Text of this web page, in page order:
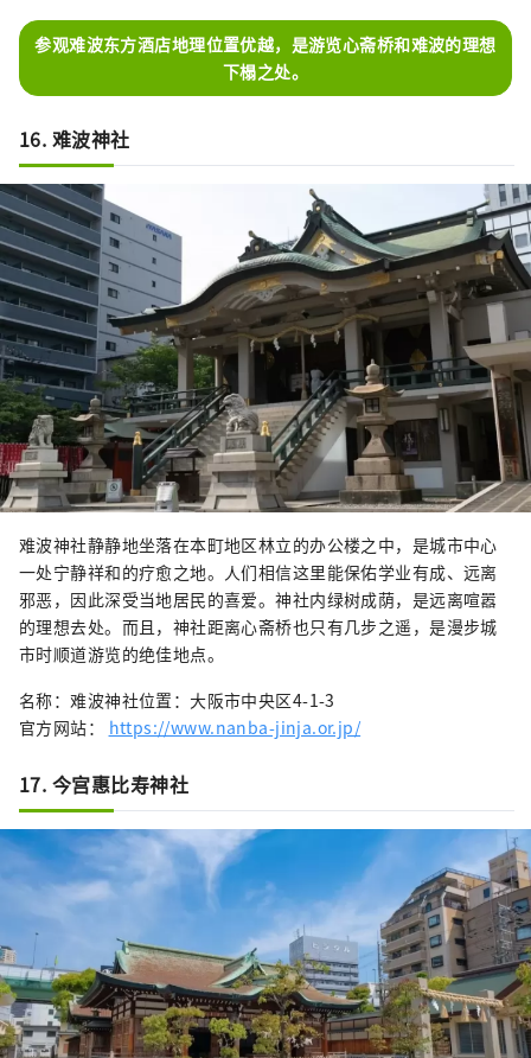
参观难波东方酒店地理位置优越，是游览心斋桥和难波的理想
下榻之处。
16. 难波神社
难波神社静静地坐落在本町地区林立的办公楼之中，是城市中心
一处宁静祥和的疗愈之地。人们相信这里能保佑学业有成、远离
邪恶，因此深受当地居民的喜爱。神社内绿树成荫，是远离喧嚣
的理想去处。而且，神社距离心斋桥也只有几步之遥，是漫步城
市时顺道游览的绝佳地点。
名称：难波神社位置：大阪市中央区4-1-3
官方网站： https://www.nanba-jinja.or.jp/
17. 今宫惠比寿神社